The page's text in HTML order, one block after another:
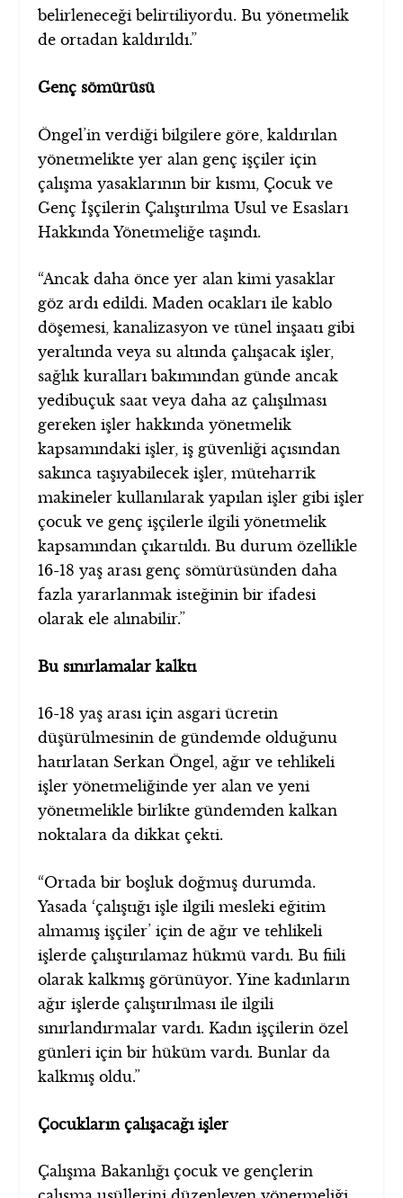
belirleneceği belirtiliyordu. Bu yönetmelik
de ortadan kaldırıldı.”
Genç sömürüsü
Öngel’in verdiği bilgilere göre, kaldırılan
yönetmelikte yer alan genç işçiler için
çalışma yasaklarının bir kısmı, Çocuk ve
Genç İşçilerin Çalıştırılma Usul ve Esasları
Hakkında Yönetmeliğe taşındı.
“Ancak daha önce yer alan kimi yasaklar
göz ardı edildi. Maden ocakları ile kablo
döşemesi, kanalizasyon ve tünel inşaatı gibi
yeraltında veya su altında çalışacak işler,
sağlık kuralları bakımından günde ancak
yedibuçuk saat veya daha az çalışılması
gereken işler hakkında yönetmelik
kapsamındaki işler, iş güvenliği açısından
sakınca taşıyabilecek işler, müteharrik
makineler kullanılarak yapılan işler gibi işler
çocuk ve genç işçilerle ilgili yönetmelik
kapsamından çıkartıldı. Bu durum özellikle
16-18 yaş arası genç sömürüsünden daha
fazla yararlanmak isteğinin bir ifadesi
olarak ele alınabilir.”
Bu sınırlamalar kalktı
16-18 yaş arası için asgari ücretin
düşürülmesinin de gündemde olduğunu
hatırlatan Serkan Öngel, ağır ve tehlikeli
işler yönetmeliğinde yer alan ve yeni
yönetmelikle birlikte gündemden kalkan
noktalara da dikkat çekti.
“Ortada bir boşluk doğmuş durumda.
Yasada ‘çalıştığı işle ilgili mesleki eğitim
almamış işçiler’ için de ağır ve tehlikeli
işlerde çalıştırılamaz hükmü vardı. Bu fiili
olarak kalkmış görünüyor. Yine kadınların
ağır işlerde çalıştırılması ile ilgili
sınırlandırmalar vardı. Kadın işçilerin özel
günleri için bir hüküm vardı. Bunlar da
kalkmış oldu.”
Çocukların çalışacağı işler
Çalışma Bakanlığı çocuk ve gençlerin